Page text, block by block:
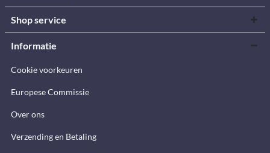
Shop service
Informatie
Cookie voorkeuren
Europese Commissie
Over ons
Verzending en Betaling